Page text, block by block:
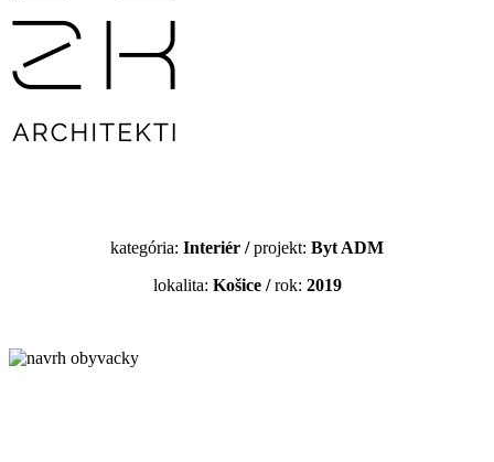
kategória: Interiér /projekt: Byt ADM
lokalita: Košice /rok: 2019